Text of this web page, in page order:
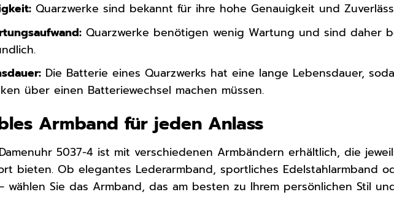
Quarzwerke sind bekannt für ihre hohe Genauigkeit und
Quarzwerke benötigen wenig Wartung und sind daher
Die Batterie eines Quarzwerks hat eine lange Lebensdauer,
über einen Batteriewechsel machen müssen.
Armband für jeden Anlass
5037-4 ist mit verschiedenen Armbändern erhältlich, die
bieten. Ob elegantes Lederarmband, sportliches Edelstahlarmband
wählen Sie das Armband, das am besten zu Ihrem persönlichen Stil